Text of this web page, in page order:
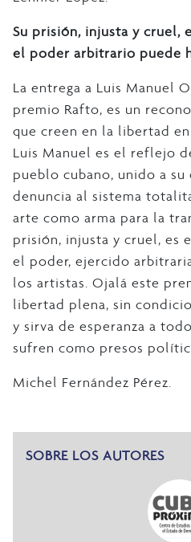
Su prisión, injusta y cruel,
el poder arbitrario puede
La entrega a Luis Manuel
premio Rafto, es un
que creen en la libertad
Luis Manuel es el reflejo
pueblo cubano, unido a
denuncia al sistema
arte como arma para la
prisión, injusta y cruel, es
el poder, ejercido
los artistas. Ojalá este
libertad plena, sin
y sirva de esperanza a
sufren como presos
Michel Fernández Pérez.
SOBRE LOS AUTORES